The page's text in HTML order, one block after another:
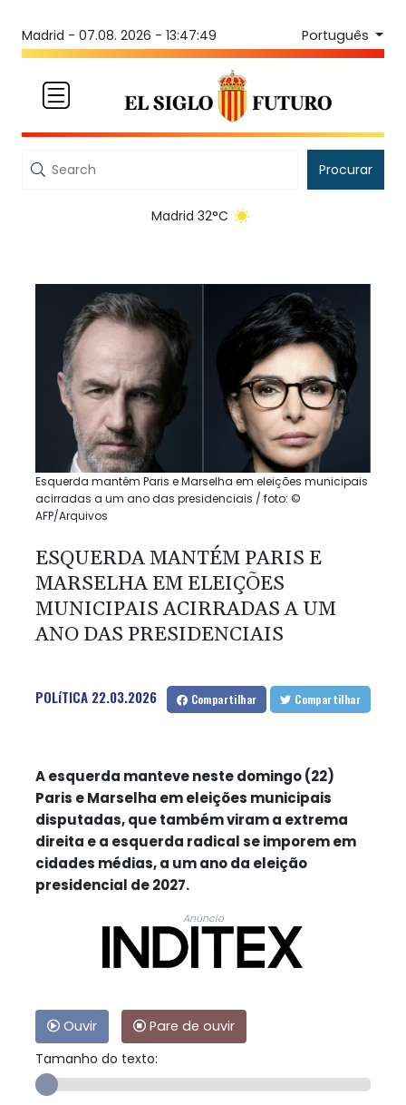
Madrid - 07.08. 2026 - 13:47:49 Português
Procurar
Madrid 32°C
Esquerda mantém Paris e Marselha em eleições municipais
acirradas a um ano das presidenciais / foto: ©
AFP/Arquivos
ESQUERDA MANTÉM PARIS E
MARSELHA EM ELEIÇÕES
MUNICIPAIS ACIRRADAS A UM
ANO DAS PRESIDENCIAIS
POLíTICA 22.03.2026 Compartilhar Compartilhar
A esquerda manteve neste domingo (22)
Paris e Marselha em eleições municipais
disputadas, que também viram a extrema
direita e a esquerda radical se imporem em
cidades médias, a um ano da eleição
presidencial de 2027.
Anúncio
Ouvir
Pare de ouvir
Tamanho do texto: